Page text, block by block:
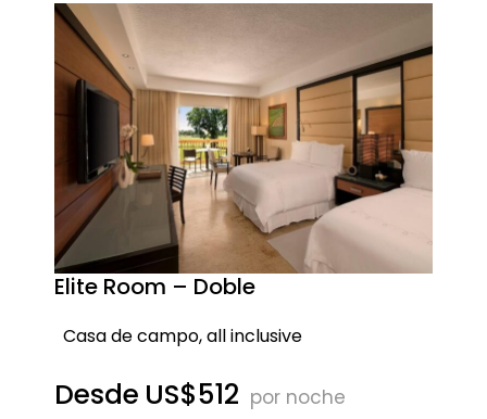
Elite Room – Doble
Casa de campo, all inclusive
Desde US$512 por noche